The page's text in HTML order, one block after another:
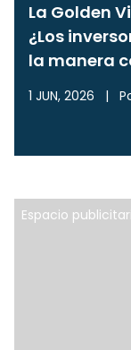
La Golden
¿Los
la manera
1 JUN, 2026 |
Espacio